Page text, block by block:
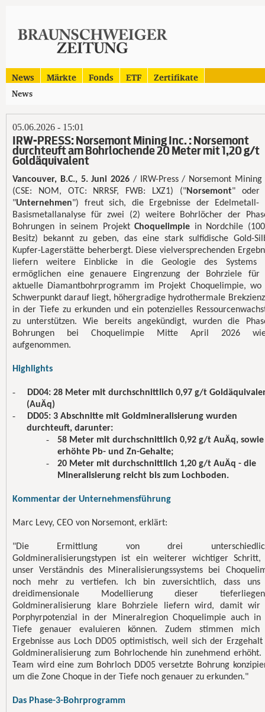
News Märkte Fonds ETF Zertifikate
News
05.06.2026 - 15:01
IRW-PRESS: Norsemont Mining Inc. : Norsemont
durchteuft am Bohrlochende 20 Meter mit 1,20 g/t
Goldäquivalent
Vancouver, B.C., 5. Juni 2026 / IRW-Press / Norsemont Mining
(CSE: NOM, OTC: NRRSF, FWB: LXZ1) ("Norsemont" oder
"Unternehmen") freut sich, die Ergebnisse der Edelmetall-
Basismetallanalyse für zwei (2) weitere Bohrlöcher der
Bohrungen in seinem ProjektChoquelimpie in Nordchile
Besitz) bekannt zu geben, das eine stark sulfidische Gold-
Kupfer-Lagerstätte beherbergt. Diese vielversprechenden
liefern weitere Einblicke in die Geologie des Systems
ermöglichen eine genauere Eingrenzung der Bohrziele für
aktuelle Diamantbohrprogramm im Projekt Choquelimpie, wo
Schwerpunkt darauf liegt, höhergradige hydrothermale
in der Tiefe zu erkunden und ein potenzielles
zu unterstützen. Wie bereits angekündigt, wurden die
Bohrungen bei Choquelimpie Mitte April 2026
aufgenommen.
Highlights
-
DD04: 28 Meter mit durchschnittlich 0,97 g/t
(AuÄq)
-
DD05: 3 Abschnitte mit Goldmineralisierung wurden
durchteuft, darunter:
-
58 Meter mit durchschnittlich 0,92 g/t AuÄq, sowie
erhöhte Pb- und Zn-Gehalte;
-
20 Meter mit durchschnittlich 1,20 g/t AuÄq - die
Mineralisierung reicht bis zum Lochboden.
Kommentar der Unternehmensführung
Marc Levy, CEO von Norsemont, erklärt:
"Die Ermittlung von drei
Goldmineralisierungstypen ist ein weiterer wichtiger Schritt,
unser Verständnis des Mineralisierungssystems bei
noch mehr zu vertiefen. Ich bin zuversichtlich, dass uns
dreidimensionale Modellierung dieser
Goldmineralisierung klare Bohrziele liefern wird, damit wir
Porphyrpotenzial in der Mineralregion Choquelimpie auch in
Tiefe genauer evaluieren können. Zudem stimmen mich
Ergebnisse aus Loch DD05 optimistisch, weil sich der
Goldmineralisierung zum Bohrlochende hin zunehmend erhöht.
Team wird eine zum Bohrloch DD05 versetzte Bohrung
um die Zone Choque in der Tiefe noch genauer zu erkunden."
Das Phase-3-Bohrprogramm